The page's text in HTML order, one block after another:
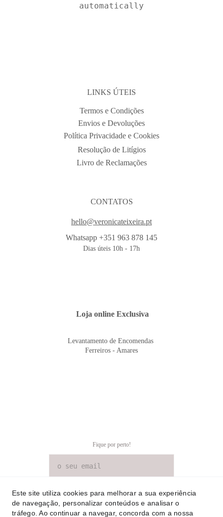
automatically
Fique por perto!
LINKS ÚTEIS
Termos e Condições
Loja online Exclusiva
Envios e Devoluções
Política Privacidade e Cookies
Resolução de Litígios
Livro de Reclamações
CONTATOS
Whatsapp +351 963 878 145
Dias úteis 10h - 17h
hello@veronicateixeira.pt
Levantamento de Encomendas
Ferreiros - Amares
Este site utiliza cookies para melhorar a sua experiência
de navegação, personalizar conteúdos e analisar o
tráfego. Ao continuar a navegar, concorda com a nossa